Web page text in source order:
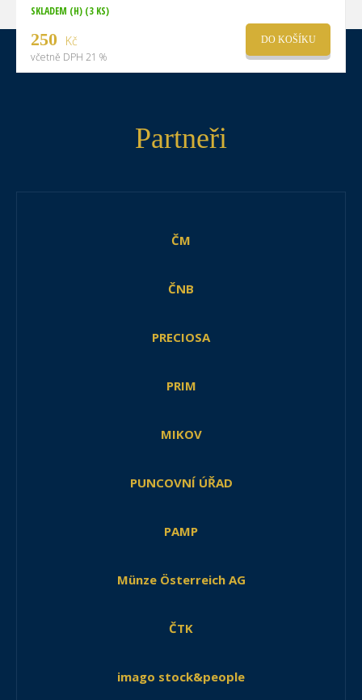
SKLADEM (H) (3 KS)
250 Kč
včetně DPH 21 %
DO KOŠÍKU
Partneři
ČM
ČNB
PRECIOSA
PRIM
MIKOV
PUNCOVNÍ ÚŘAD
PAMP
Münze Österreich AG
ČTK
imago stock&people